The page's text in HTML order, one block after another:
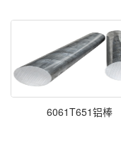
6061T651铝棒